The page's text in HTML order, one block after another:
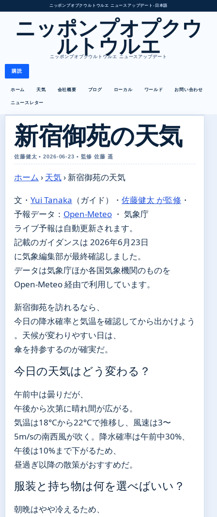
ニッポンプオプクウルトウルエ ニュースアップデート • 日本語
ニッポンプオプクウ
ルトウルエ
ニッポンプオプクウルトウルエ ニュースアップデート
購読
ホーム 天気 会社概要 ブログ ローカル ワールド お問い合わせ
ニュースレター
新宿御苑の天気
佐藤健太 • 2026-06-23 • 監修 佐藤 遥
ホーム › 天気› 新宿御苑の天気
文・ Yui Tanaka （ガイド） ・ 佐藤健太 が監修 ・
予報データ： Open-Meteo ・ 気象庁
ライブ予報は自動更新されます。
記載のガイダンスは 2026年6月23日
に気象編集部が最終確認しました。
データは気象庁ほか各国気象機関のものを
Open-Meteo 経由で利用しています。
新宿御苑を訪れるなら、
今日の降水確率と気温を確認してから出かけよう
。天候が変わりやすい日は、
傘を持参するのが確実だ。
今日の天気はどう変わる？
午前中は曇りだが、
午後から次第に晴れ間が広がる。
気温は18°Cから22°Cで推移し、風速は3〜
5m/sの南西風が吹く。降水確率は午前中30%、
午後は10%まで下がるため、
昼過ぎ以降の散策がおすすめだ。
服装と持ち物は何を選べばいい？
朝晩はやや冷えるため、